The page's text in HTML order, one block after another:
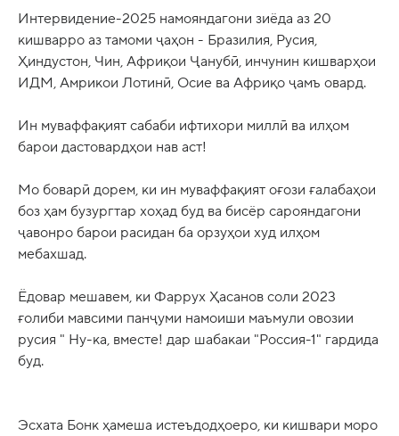
Интервидение-2025 намояндагони зиёда аз 20
кишварро аз тамоми ҷаҳон - Бразилия, Русия,
Ҳиндустон, Чин, Африқои Ҷанубӣ, инчунин кишварҳои
ИДМ, Амрикои Лотинӣ, Осие ва Африқо ҷамъ овард.
Ин муваффақият сабаби ифтихори миллӣ ва илҳом
барои дастовардҳои нав аст!
Мо боварӣ дорем, ки ин муваффақият оғози ғалабаҳои
боз ҳам бузургтар хоҳад буд ва бисёр сарояндагони
ҷавонро барои расидан ба орзуҳои худ илҳом
мебахшад.
Ёдовар мешавем, ки Фаррух Ҳасанов соли 2023
ғолиби мавсими панҷуми намоиши маъмули овозии
русия " Ну-ка, вместе! дар шабакаи "Россия-1" гардида
буд.
Эсхата Бонк ҳамеша истеъдодҳоеро, ки кишвари моро